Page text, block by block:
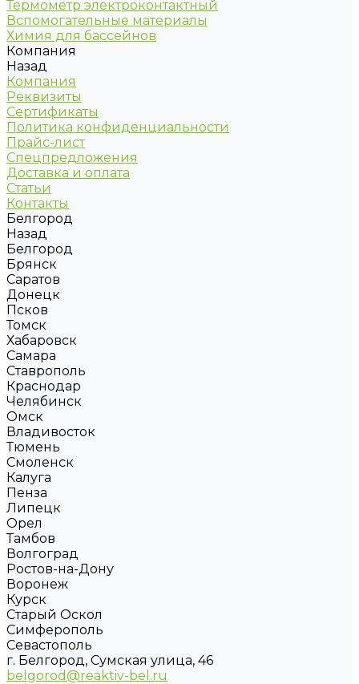
Термометр электроконтактный
Вспомогательные материалы
Химия для бассейнов
Компания
Назад
Компания
Реквизиты
Сертификаты
Политика конфиденциальности
Прайс-лист
Спецпредложения
Доставка и оплата
Статьи
Контакты
Белгород
Назад
Белгород
Брянск
Саратов
Донецк
Псков
Томск
Хабаровск
Самара
Ставрополь
Краснодар
Челябинск
Омск
Владивосток
Тюмень
Смоленск
Калуга
Пенза
Липецк
Орел
Тамбов
Волгоград
Ростов-на-Дону
Воронеж
Курск
Старый Оскол
Симферополь
Севастополь
г. Белгород, Сумская улица, 46
belgorod@reaktiv-bel.ru